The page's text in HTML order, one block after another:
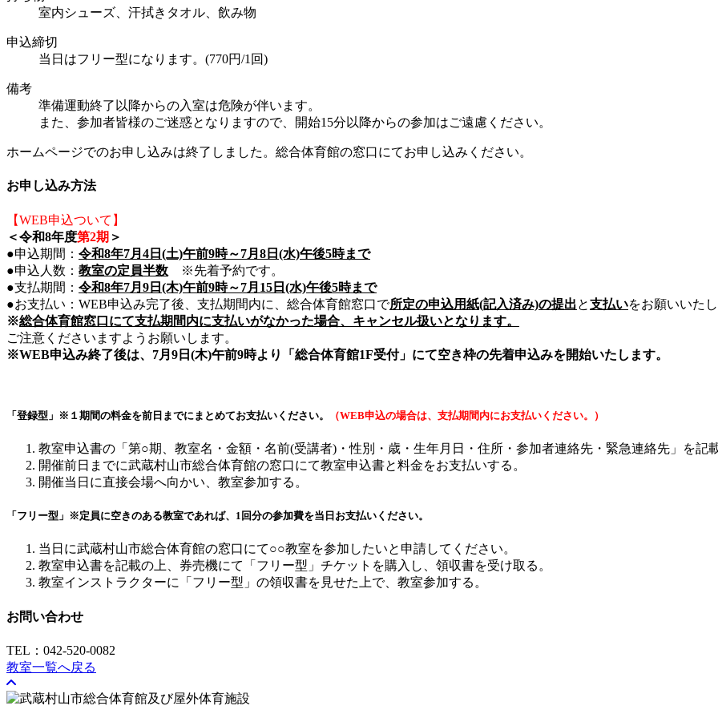
室内シューズ、汗拭きタオル、飲み物
申込締切
当日はフリー型になります。(770円/1回)
備考
準備運動終了以降からの入室は危険が伴います。
また、参加者皆様のご迷惑となりますので、開始15分以降からの参加はご遠慮ください。
ホームページでのお申し込みは終了しました。総合体育館の窓口にてお申し込みください。
お申し込み方法
【WEB申込ついて】
＜令和8年度第2期 ＞
●申込期間： 令和8年7月4日(土)午前9時～7月8日(水)午後5時まで
●申込人数： 教室の定員半数 ※先着予約です。
●支払期間： 令和8年7月9日(木)午前9時～7月15日(水)午後5時まで
●お支払い：WEB申込み完了後、支払期間内に、総合体育館窓口で所定の申込用紙(記入済み)の提出と支払いをお願いいた
※総合体育館窓口にて支払期間内に支払いがなかった場合、キャンセル扱いとなります。
ご注意くださいますようお願いします。
※WEB申込み終了後は、7月9日(木)午前9時より「総合体育館1F受付」にて空き枠の先着申込みを開始いたします。
「登録型」 ※１期間の料金を前日までにまとめてお支払いください。 （WEB申込の場合は、支払期間内にお支払いください。）
教室申込書の「第○期、教室名・金額・名前(受講者)・性別・歳・生年月日・住所・参加者連絡先・緊急連絡先」を記
開催前日までに武蔵村山市総合体育館の窓口にて教室申込書と料金をお支払いする。
開催当日に直接会場へ向かい、教室参加する。
「フリー型」 ※定員に空きのある教室であれば、1回分の参加費を当日お支払いください。
当日に武蔵村山市総合体育館の窓口にて○○教室を参加したいと申請してください。
教室申込書を記載の上、券売機にて「フリー型」チケットを購入し、領収書を受け取る。
教室インストラクターに「フリー型」の領収書を見せた上で、教室参加する。
お問い合わせ
TEL：042-520-0082
教室一覧へ戻る